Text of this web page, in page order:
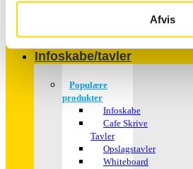
Afvis
motiv
Close
Infoskabe/tavler
Populære
produkter
Infoskabe
Cafe Skrive
Tavler
Opslagstavler
Whiteboard